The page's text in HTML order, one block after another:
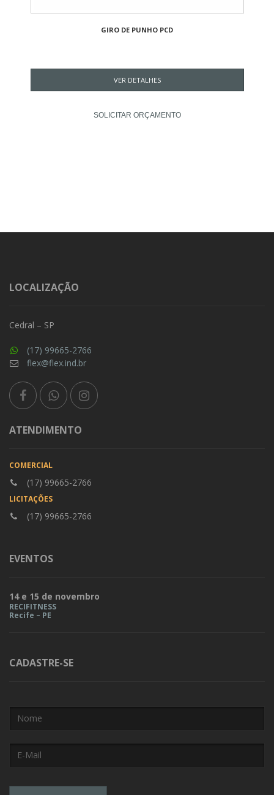
GIRO DE PUNHO PCD
VER DETALHES
SOLICITAR ORÇAMENTO
LOCALIZAÇÃO
Cedral – SP
(17) 99665-2766
flex@flex.ind.br
ATENDIMENTO
COMERCIAL
(17) 99665-2766
LICITAÇÕES
(17) 99665-2766
EVENTOS
14 e 15 de novembro
RECIFITNESS
Recife – PE
CADASTRE-SE